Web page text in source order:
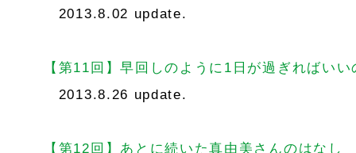
2013.8.02 update.
【第11回】早回しのように1日が過ぎればいい
2013.8.26 update.
【第12回】あとに続いた真由美さんのはなし